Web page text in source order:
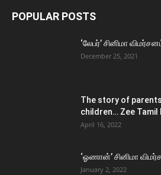
POPULAR POSTS
‘லேபர்’ சினிமா
December 25, 2021
The story of
children… Zee Tamil
April 16, 2022
‘ஓணான்’ சினிமா
January 2, 2022